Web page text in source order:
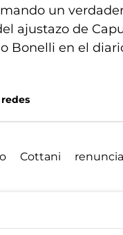
un
ajustazo de
Bonelli en el
Cottani renuncia